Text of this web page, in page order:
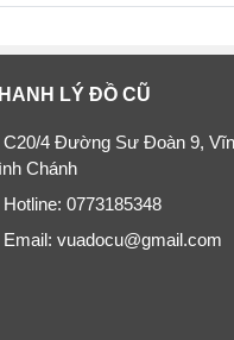
LÝ ĐỒ CŨ
C20/4 Đường Sư Đoàn 9,
Chánh
Hotline: 0773185348
Email: vuadocu@gmail.com